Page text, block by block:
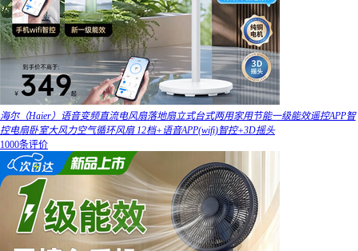
海尔（Haier）语音变频直流电风扇落地扇立式台式两用家用节能一级能效遥控APP智
控电扇卧室大风力空气循环风扇 12档+语音APP(wifi)智控+3D摇头
1000条评价